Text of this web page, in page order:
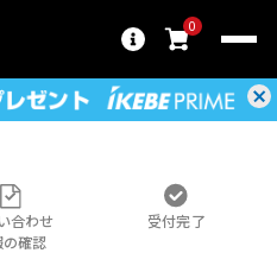
0
合わせ
確認
受付完了